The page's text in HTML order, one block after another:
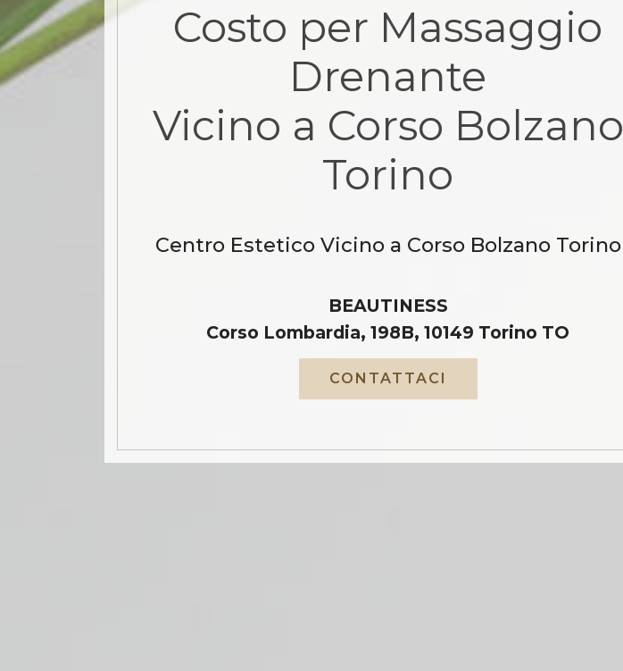
Costo per Massaggio
Drenante
Vicino a Corso Bolzano
Torino
Centro Estetico Vicino a Corso Bolzano Torino
BEAUTINESS
Corso Lombardia, 198B, 10149 Torino TO
CONTATTACI